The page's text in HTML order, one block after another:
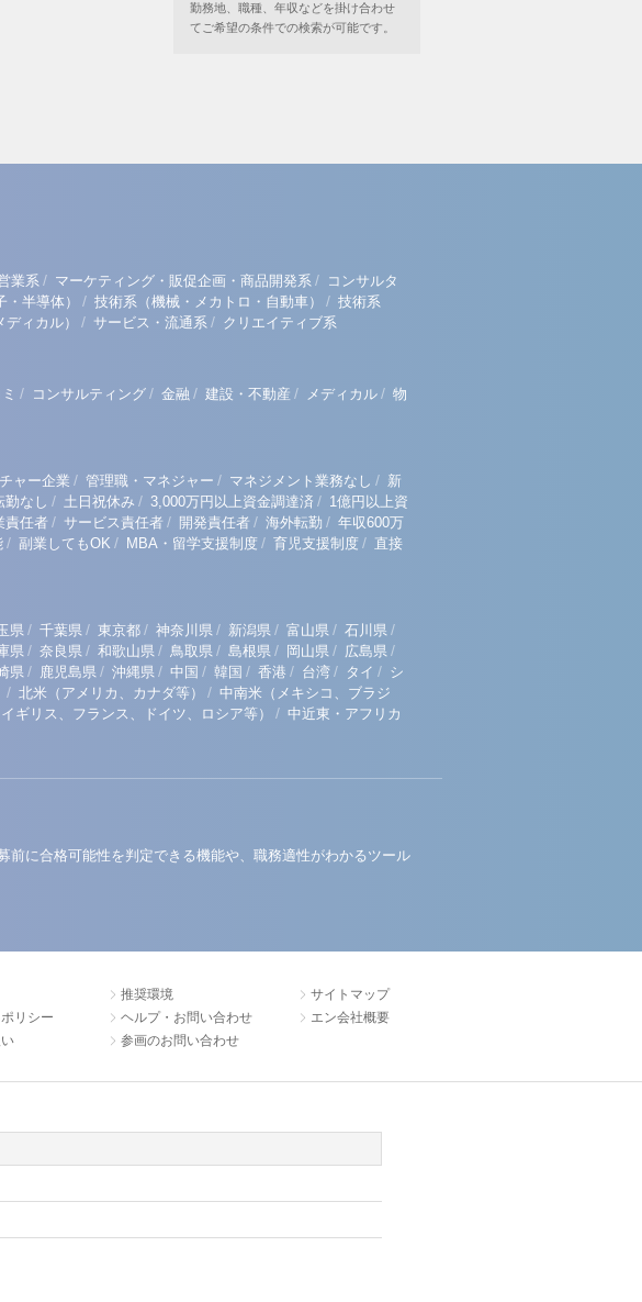
勤務地、職種、年収などを掛け合わせ
てご希望の条件での検索が可能です。
業系 / マーケティング・販促企画・商品開発系 / コンサルタ
半導体） / 技術系（機械・メカトロ・自動車） / 技術系
ィカル） / サービス・流通系 / クリエイティブ系
/ コンサルティング / 金融 / 建設・不動産 / メディカル / 物
ャー企業 / 管理職・マネジャー / マネジメント業務なし / 新
勤なし / 土日祝休み / 3,000万円以上資金調達済 / 1億円以上資
責任者 / サービス責任者 / 開発責任者 / 海外転勤 / 年収600万
/ 副業してもOK / MBA・留学支援制度 / 育児支援制度 / 直接
県 / 千葉県 / 東京都 / 神奈川県 / 新潟県 / 富山県 / 石川県 /
県 / 奈良県 / 和歌山県 / 鳥取県 / 島根県 / 岡山県 / 広島県 /
県 / 鹿児島県 / 沖縄県 / 中国 / 韓国 / 香港 / 台湾 / タイ / シ
/ 北米（アメリカ、カナダ等） / 中南米（メキシコ、ブラジ
ギリス、フランス、ドイツ、ロシア等） / 中近東・アフリカ
に合格可能性を判定できる機能や、職務適性がわかるツール
リシー
推奨環境
ヘルプ・お問い合わせ
参画のお問い合わせ
サイトマップ
エン会社概要